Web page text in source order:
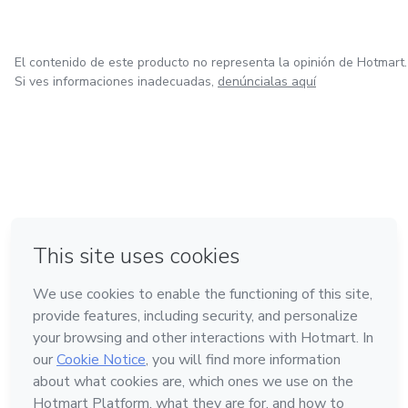
El contenido de este producto no representa la opinión de Hotmart.
Si ves informaciones inadecuadas, denúncialas aquí
Hecho con❤ en Ciudad de México
Conoce Hotmart